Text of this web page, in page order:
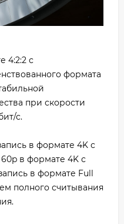
4:2:2 с
формата
при скорости
с.
в формате 4K с
в формате 4K с
в формате Full
полного считывания